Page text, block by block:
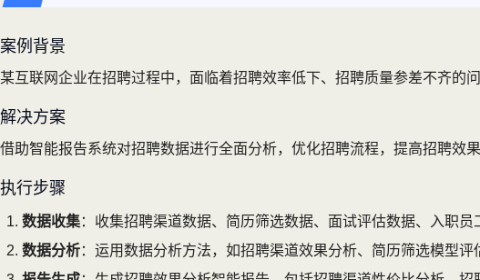
案例背景
某互联网企业在招聘过程中，面临着招聘效率低下、招聘质量参差不齐的
解决方案
借助智能报告系统对招聘数据进行全面分析，优化招聘流程，提高招聘效果
执行步骤
数据收集：收集招聘渠道数据、简历筛选数据、面试评估数据、入职员
数据分析：运用数据分析方法，如招聘渠道效果分析、简历筛选模型